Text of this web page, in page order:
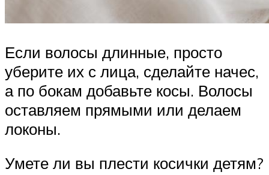
Если волосы длинные, просто
уберите их с лица, сделайте начес,
а по бокам добавьте косы. Волосы
оставляем прямыми или делаем
локоны.
Умете ли вы плести косички детям?